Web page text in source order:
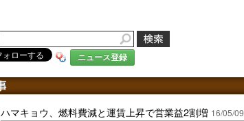
ニュース登録
ハマキョウ、燃料費減と運賃上昇で営業益2割増 16/05/09